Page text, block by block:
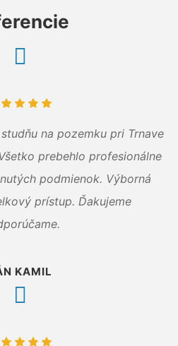
na pozemku pri Trnave
prebehlo profesionálne
podmienok. Výborná
prístup. Ďakujeme
KAMIL